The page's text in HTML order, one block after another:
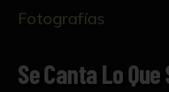
Fotografías
Se Canta Lo Que